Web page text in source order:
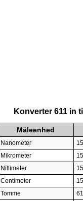
Konverter 611 in
Måleenhed
Nanometer
Mikrometer
Nillimeter
Centimeter
Tomme